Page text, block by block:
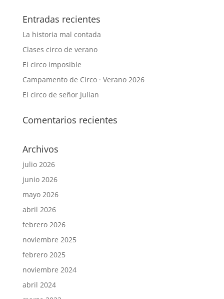
Entradas recientes
La historia mal contada
Clases circo de verano
El circo imposible
Campamento de Circo · Verano 2026
El circo de señor Julian
Comentarios recientes
Archivos
julio 2026
junio 2026
mayo 2026
abril 2026
febrero 2026
noviembre 2025
febrero 2025
noviembre 2024
abril 2024